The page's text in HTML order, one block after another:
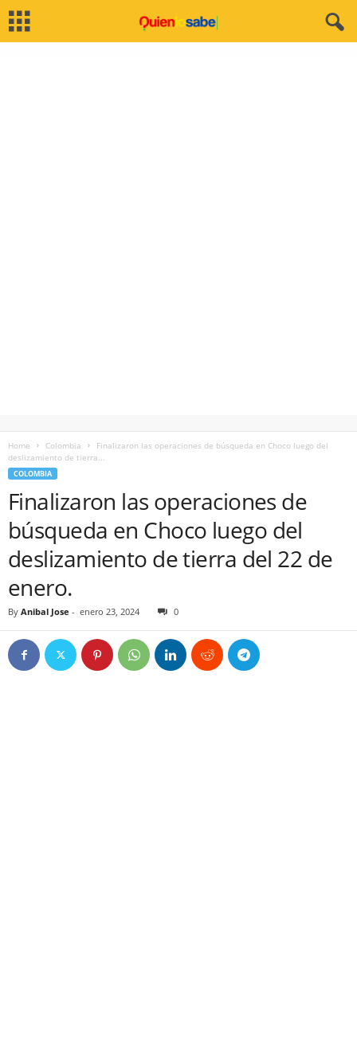
Home Colombia
Finalizaron las operaciones de búsqueda en Choco luego del
deslizamiento de tierra...
COLOMBIA
Finalizaron las operaciones de
búsqueda en Choco luego del
deslizamiento de tierra del 22 de
enero.
By Anibal Jose - enero 23, 2024 0